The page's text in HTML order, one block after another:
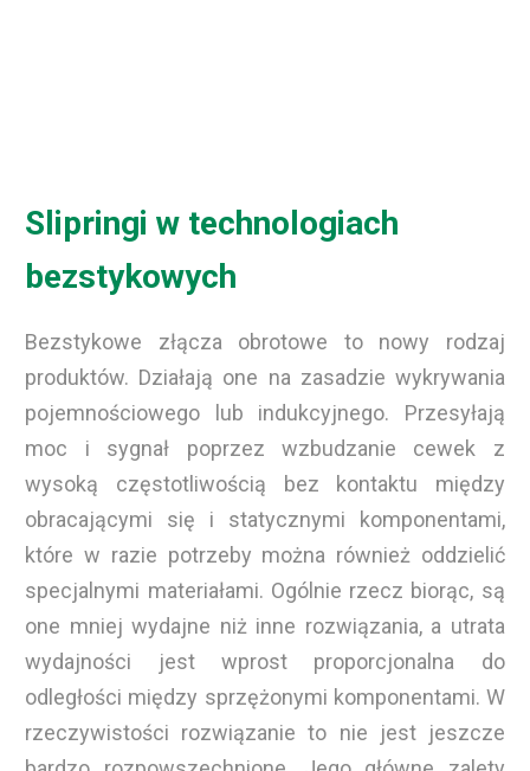
Slipringi w technologiach
bezstykowych
Bezstykowe złącza obrotowe to nowy rodzaj
produktów. Działają one na zasadzie wykrywania
pojemnościowego lub indukcyjnego. Przesyłają
moc i sygnał poprzez wzbudzanie cewek z
wysoką częstotliwością bez kontaktu między
obracającymi się i statycznymi komponentami,
które w razie potrzeby można również oddzielić
specjalnymi materiałami. Ogólnie rzecz biorąc, są
one mniej wydajne niż inne rozwiązania, a utrata
wydajności jest wprost proporcjonalna do
odległości między sprzężonymi komponentami. W
rzeczywistości rozwiązanie to nie jest jeszcze